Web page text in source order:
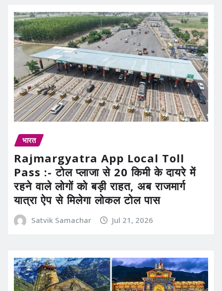
भारत
Rajmargyatra App Local Toll
Pass :- टोल प्लाजा से 20 किमी के दायरे में
रहने वाले लोगों को बड़ी राहत, अब राजमार्ग
यात्रा ऐप से मिलेगा लोकल टोल पास
Satvik Samachar Jul 21, 2026